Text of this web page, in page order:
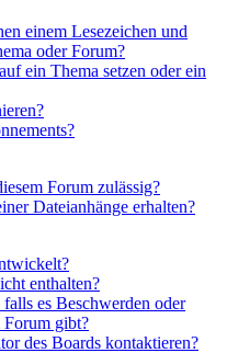
einem Lesezeichen und
oder Forum?
ein Thema setzen oder ein
Forum zulässig?
Dateianhänge erhalten?
enthalten?
es Beschwerden oder
Forum gibt?
des Boards kontaktieren?